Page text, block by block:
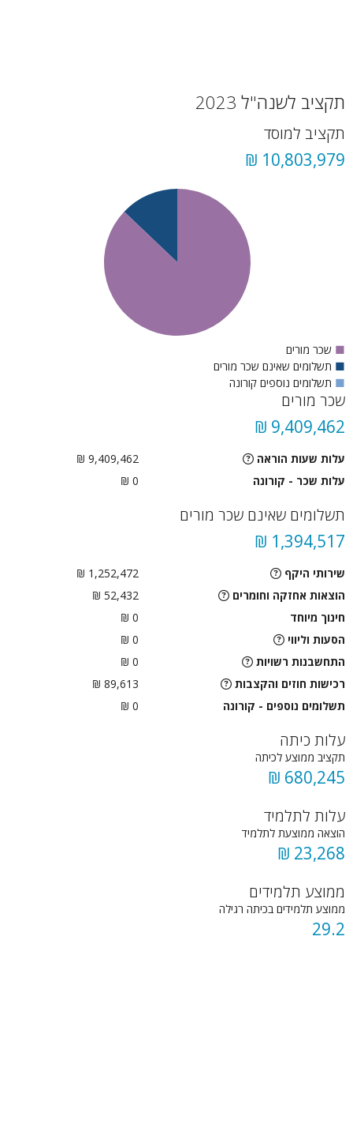
תקציב לשנה"ל 2023
תקציב למוסד
10,803,979 ₪
■ שכר מורים
■ תשלומים שאינם שכר מורים
■ תשלומים נוספים קורונה
שכר מורים
9,409,462 ₪
עלות שעות הוראה
9,409,462 ₪
עלות שכר - קורונה
0 ₪
תשלומים שאינם שכר מורים
1,394,517 ₪
שירותי היקף
1,252,472 ₪
הוצאות אחזקה וחומרים
52,432 ₪
חינוך מיוחד
0 ₪
הסעות וליווי
0
₪
התחשבנות רשויות
0
₪
רכישות חוזים והקצבות
89,613 ₪
תשלומים נוספים - קורונה
0 ₪
עלות כיתה
תקציב ממוצע לכיתה
680,245 ₪
עלות לתלמיד
הוצאה ממוצעת לתלמיד
23,268 ₪
ממוצע תלמידים
ממוצע תלמידים בכיתה רגילה
29.2